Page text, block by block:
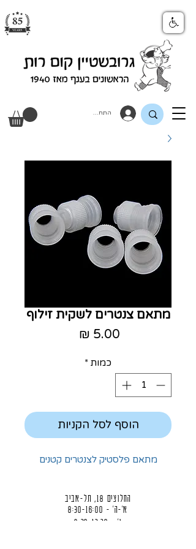
התחבר
מתאם צנטרים לשקית זילוף
כמות *
הוסף לסל הקניות
מתאם פלסטיק לצנטרים קטנים
החלוצים 18, תל-אביב
א'-ה' - 8:30-16:00
ו' - 8:30-13:30